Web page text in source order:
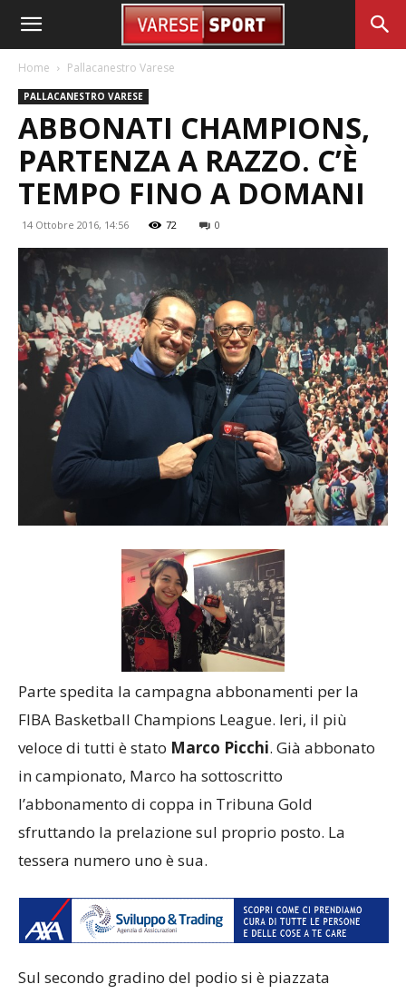
Home Pallacanestro Varese
PALLACANESTRO VARESE
ABBONATI CHAMPIONS,
PARTENZA A RAZZO. C’È
TEMPO FINO A DOMANI
14 Ottobre 2016, 14:56 72 0
Parte spedita la campagna abbonamenti per la
FIBA Basketball Champions League. Ieri, il più
veloce di tutti è stato Marco Picchi. Già abbonato
in campionato, Marco ha sottoscritto
l’abbonamento di coppa in Tribuna Gold
sfruttando la prelazione sul proprio posto. La
tessera numero uno è sua.
Sul secondo gradino del podio si è piazzata